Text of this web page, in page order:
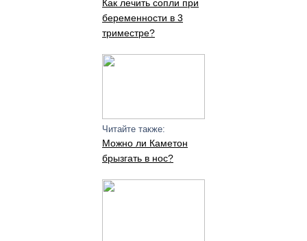
Как лечить сопли при
беременности в 3
триместре?
Читайте также:
Можно ли Каметон
брызгать в нос?